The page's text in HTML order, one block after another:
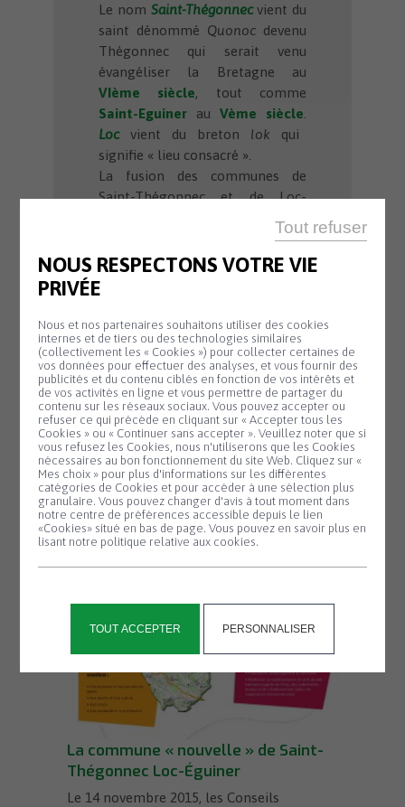
Panneau de gestion des cookies
NOUS RESPECTONS VOTRE VIE
PRIVÉE
Nous et nos partenaires souhaitons utiliser des cookies
internes et de tiers ou des technologies similaires
(collectivement les « Cookies ») pour collecter certaines de
vos données pour effectuer des analyses, et vous fournir des
publicités et du contenu ciblés en fonction de vos intérêts et
de vos activités en ligne et vous permettre de partager du
contenu sur les réseaux sociaux. Vous pouvez accepter ou
refuser ce qui précède en cliquant sur « Accepter tous les
Cookies » ou « Continuer sans accepter ». Veuillez noter que si
vous refusez les Cookies, nous n'utiliserons que les Cookies
nécessaires au bon fonctionnement du site Web. Cliquez sur «
Mes choix » pour plus d'informations sur les différentes
catégories de Cookies et pour accéder à une sélection plus
granulaire. Vous pouvez changer d'avis à tout moment dans
notre centre de préférences accessible depuis le lien
«Cookies» situé en bas de page. Vous pouvez en savoir plus en
lisant notre politique relative aux cookies.
TOUT ACCEPTER
Tout refuser
PERSONNALISER
Le nom Saint-Thégonnecvient du
saint dénommé Quonoc devenu
Thégonnec qui serait venu
évangéliser la Bretagne au
VIème siècle, tout comme
Saint-Eguiner au Vème siècle
Locvient du breton lok qui
signifie « lieu consacré ».
La fusion des communes de
Saint-Thégonnec et de Loc-
donné naissance à la commune
deSaint-Thégonnec Loc-
Éguiner.
La commune « nouvelle » de Saint-
Thégonnec Loc-Éguiner
Le 14 novembre 2015, les Conseils